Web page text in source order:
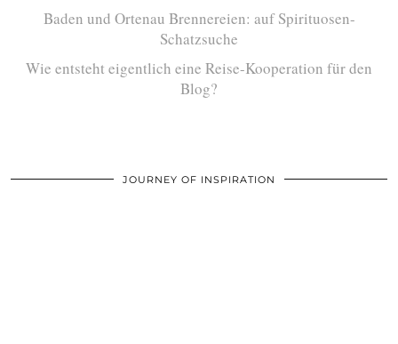
Baden und Ortenau Brennereien: auf Spirituosen-
Schatzsuche
Wie entsteht eigentlich eine Reise-Kooperation für den
Blog?
JOURNEY OF INSPIRATION